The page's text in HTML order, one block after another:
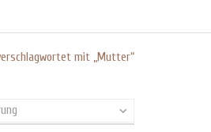
mit „Mutter“